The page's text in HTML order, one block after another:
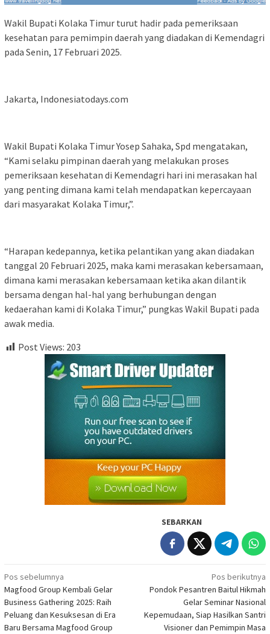
Wakil Bupati Kolaka Timur turut hadir pada pemeriksaan
kesehatan para pemimpin daerah yang diadakan di Kemendagri
pada Senin, 17 Februari 2025.
Jakarta, Indonesiatodays.com
Wakil Bupati Kolaka Timur Yosep Sahaka, Spd mengatakan,
“Kami selaku pimpinan daerah yang melakukan proses
pemeriksaan kesehatan di Kemendagri hari ini merasakan hal
yang penting dimana kami telah mendapatkan kepercayaan
dari masyarakat Kolaka Timur,”.
“Harapan kedepannya, ketika pelantikan yang akan diadakan
tanggal 20 Februari 2025, maka kami merasakan kebersamaan,
dimana kami merasakan kebersamaan ketika akan dilantik
bersama dengan hal-hal yang berhubungan dengan
kedaerahan kami di Kolaka Timur,” pungkas Wakil Bupati pada
awak media.
Post Views: 203
SEBARKAN
Navigasi
pos
Pos sebelumnya
Magfood Group Kembali Gelar
Business Gathering 2025: Raih
Peluang dan Kesuksesan di Era
Baru Bersama Magfood Group
Pos berikutnya
Pondok Pesantren Baitul Hikmah
Gelar Seminar Nasional
Kepemudaan, Siap Hasilkan Santri
Visioner dan Pemimpin Masa